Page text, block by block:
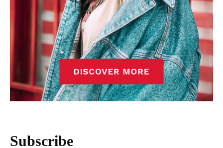
Subscribe